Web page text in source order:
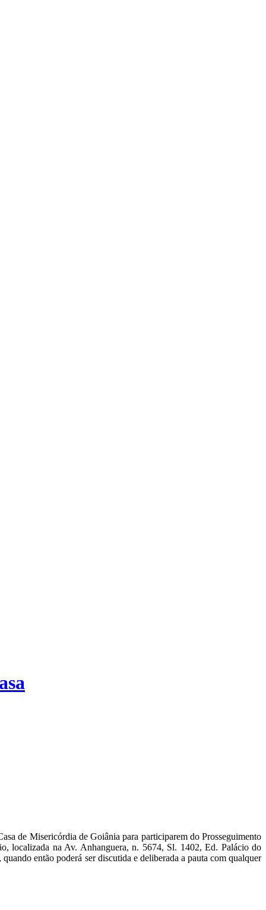
de Misericórdia de Goiânia para participarem do Prosseguimento
localizada na Av. Anhanguera, n. 5674, Sl. 1402, Ed. Palácio do
então poderá ser discutida e deliberada a pauta com qualquer